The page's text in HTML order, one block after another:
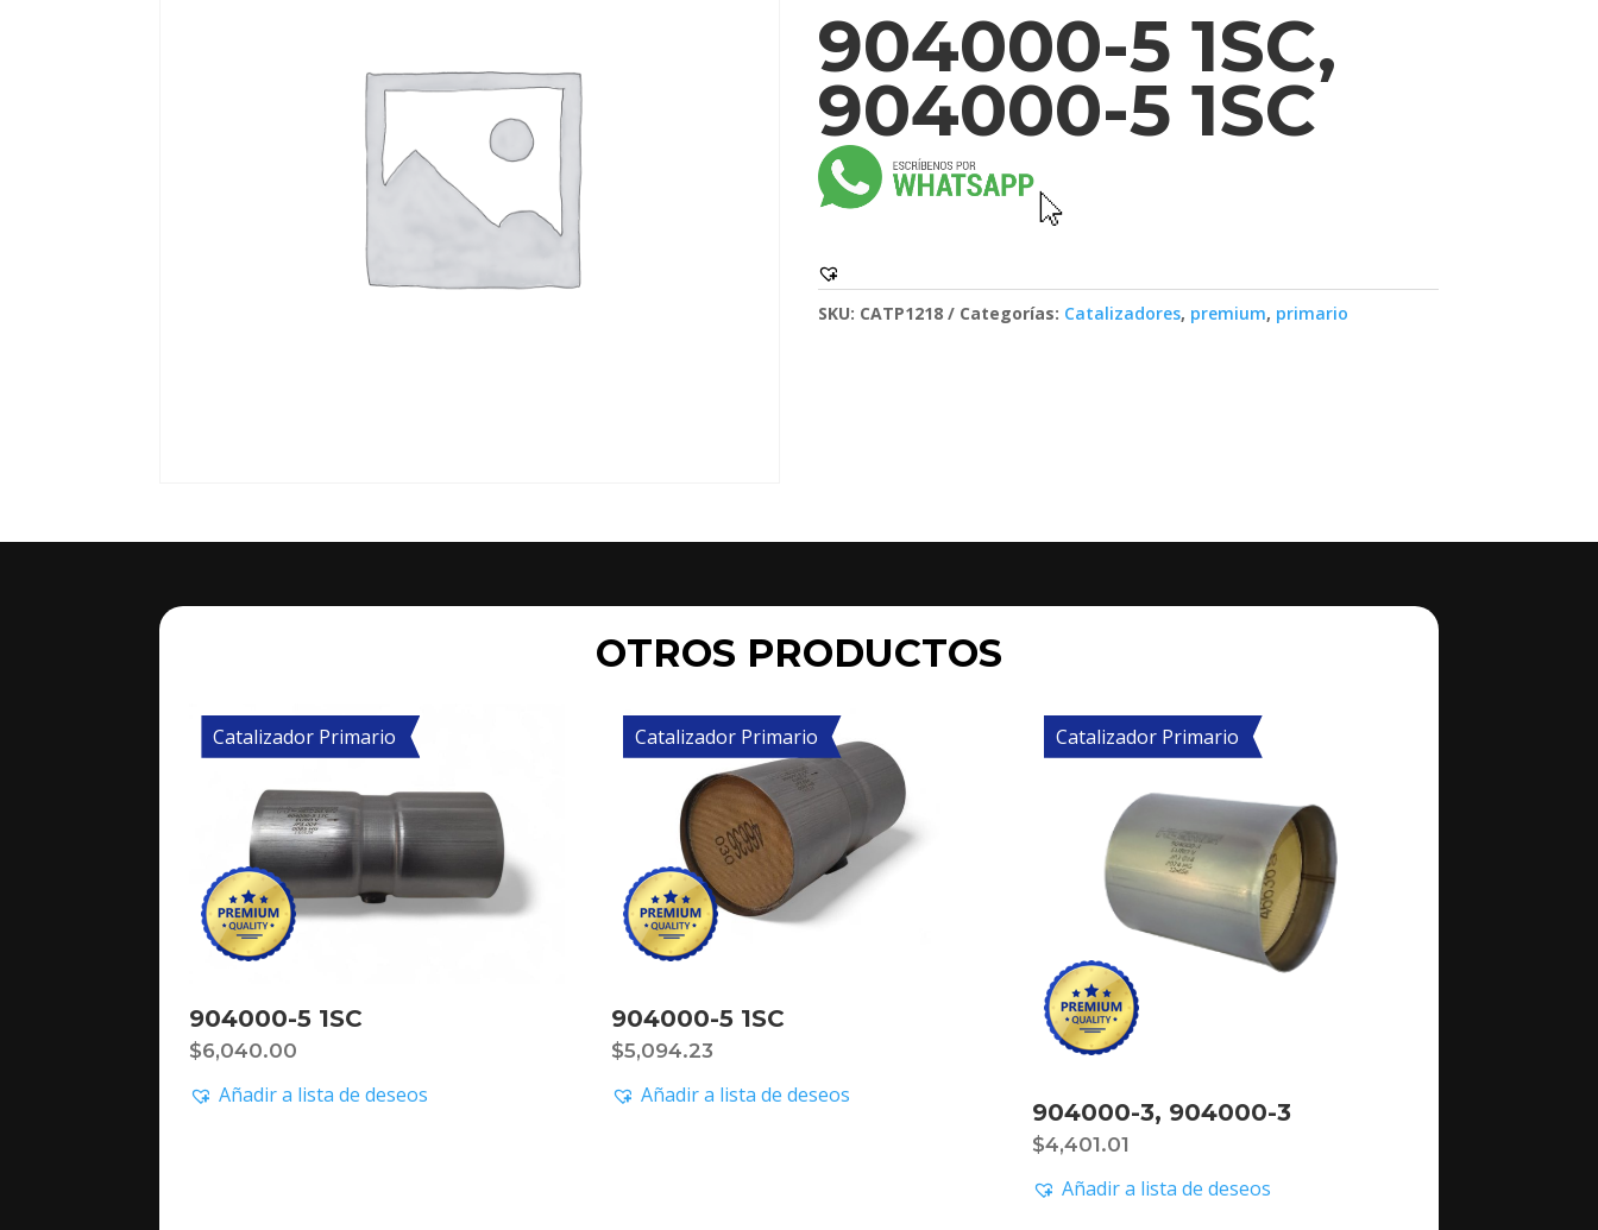
904000-5 1SC,
904000-5 1SC
SKU: CATP1218 Categorías: Catalizadores, premium, primario
OTROS PRODUCTOS
Catalizador Primario
904000-5 1SC
$6,040.00
Añadir a lista de deseos
Catalizador Primario
904000-5 1SC
$5,094.23
Añadir a lista de deseos
Catalizador Primario
904000-3, 904000-3
$4,401.01
Añadir a lista de deseos